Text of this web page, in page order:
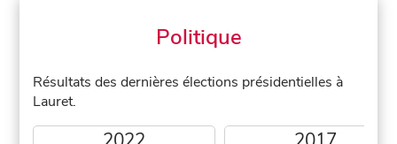
Politique
Résultats des dernières élections présidentielles à
Lauret.